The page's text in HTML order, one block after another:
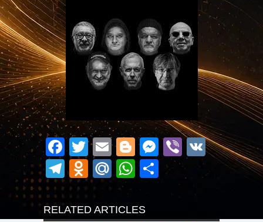
Facebook
Twitter
EmailBlogger
Messenger
Viber
VK
Telegram
Odnoklassniki
Mail.Ru
WhatsApp
Поділитися
RELATED ARTICLES